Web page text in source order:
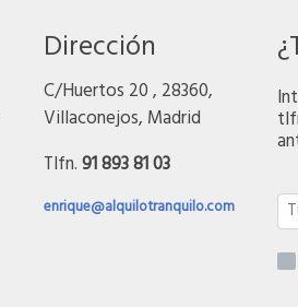
Dirección
C/Huertos 20 , 28360,
Villaconejos, Madrid
Tlfn.91 893 81 03
enrique@alquilotranquilo.com